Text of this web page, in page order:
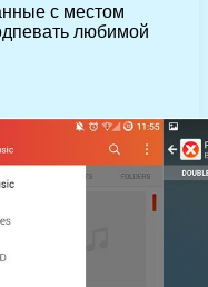
с местом
любимой